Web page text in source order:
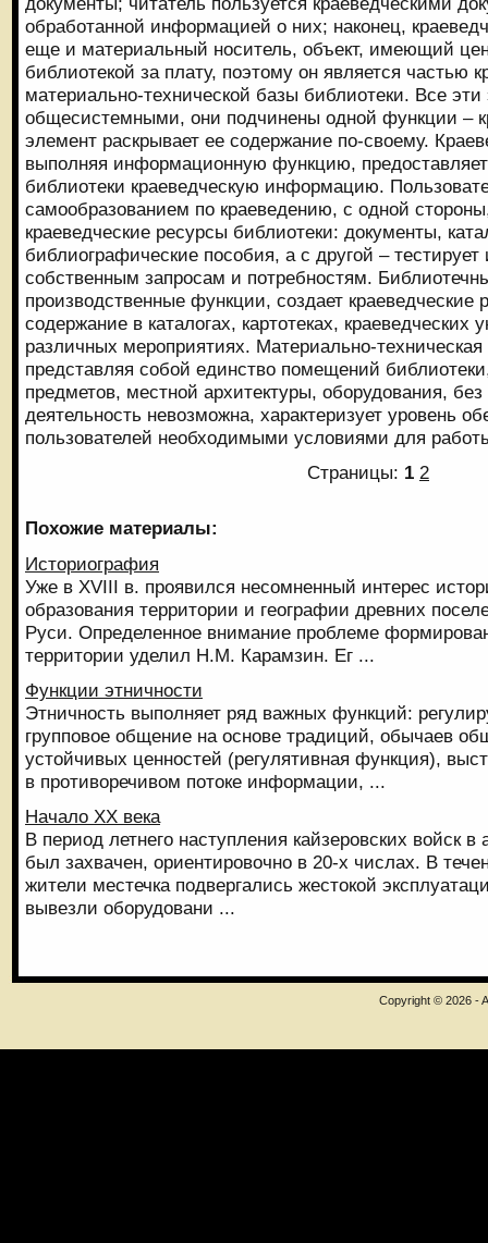
обработанной информацией о них; наконец,
еще и материальный носитель, объект, имеющий
библиотекой за плату, поэтому он является частью
материально-технической базы библиотеки. Все
общесистемными, они подчинены одной функции –
элемент раскрывает ее содержание по-своему.
выполняя информационную функцию,
библиотеки краеведческую информацию.
самообразованием по краеведению, с одной
краеведческие ресурсы библиотеки: документы,
библиографические пособия, а с другой – тестирует
собственным запросам и потребностям.
производственные функции, создает краеведческие
содержание в каталогах, картотеках, краеведческих
различных мероприятиях. Материально-
представляя собой единство помещений
предметов, местной архитектуры, оборудования, без
деятельность невозможна, характеризует уровень
пользователей необходимыми условиями для
Страницы: 1 2
Похожие материалы:
Историография
Уже в XVIII в. проявился несомненный интерес
образования территории и географии древних
Руси. Определенное внимание проблеме
территории уделил Н.М. Карамзин. Ег ...
Функции этничности
Этничность выполняет ряд важных функций:
групповое общение на основе традиций, обычаев
устойчивых ценностей (регулятивная функция),
в противоречивом потоке информации, ...
Начало ХХ века
В период летнего наступления кайзеровских войск
был захвачен, ориентировочно в 20-х числах. В
жители местечка подвергались жестокой
вывезли оборудовани ...
Copyright © 2026 -